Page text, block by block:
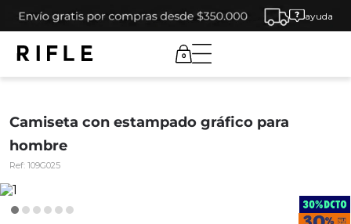
ayuda
0
Camiseta con estampado gráfico para
hombre
Ref: 109G025